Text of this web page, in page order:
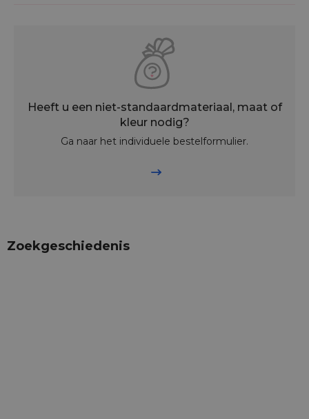
Heeft u een niet-standaardmateriaal, maat of
kleur nodig?
Ga naar het individuele bestelformulier.
Zoekgeschiedenis